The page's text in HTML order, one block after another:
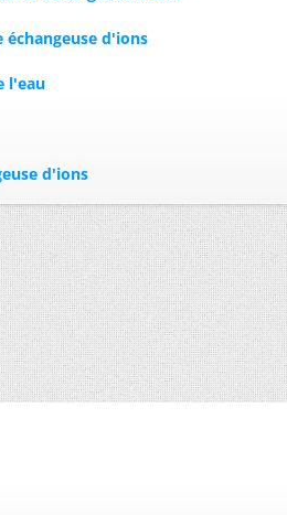
d'ions
l'eau
d'ions